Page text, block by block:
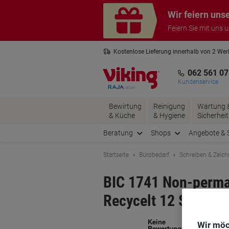
Wir feiern
Feiern Sie mit uns
Kostenlose Lieferung innerhalb von 2
062 561
Kundenservice
Bewirtung
& Küche
Reinigung
& Hygiene
Wartung
Sicherheit
Beratung Shops Angebote &
Startseite Bürobedarf Schreiben &
BIC 1741 Non-
Recycelt 12 Stück
Wir